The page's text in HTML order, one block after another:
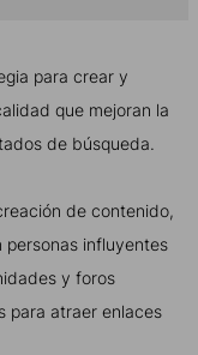
para crear y
que mejoran la
de búsqueda.
de contenido,
influyentes
y foros
para atraer enlaces